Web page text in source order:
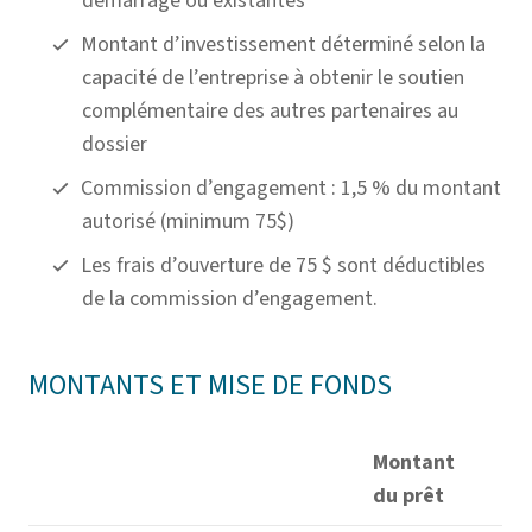
Montant d’investissement déterminé selon la
capacité de l’entreprise à obtenir le soutien
complémentaire des autres partenaires au
dossier
Commission d’engagement : 1,5 % du montant
autorisé (minimum 75$)
Les frais d’ouverture de 75 $ sont déductibles
de la commission d’engagement.
MONTANTS ET MISE DE FONDS
Montant
du prêt